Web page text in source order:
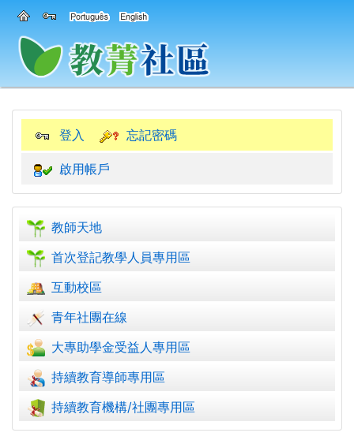
登入 忘記密碼
啟用帳戶
教師天地
首次登記教學人員專用區
互動校區
青年社團在線
大專助學金受益人專用區
持續教育導師專用區
持續教育機構/社團專用區